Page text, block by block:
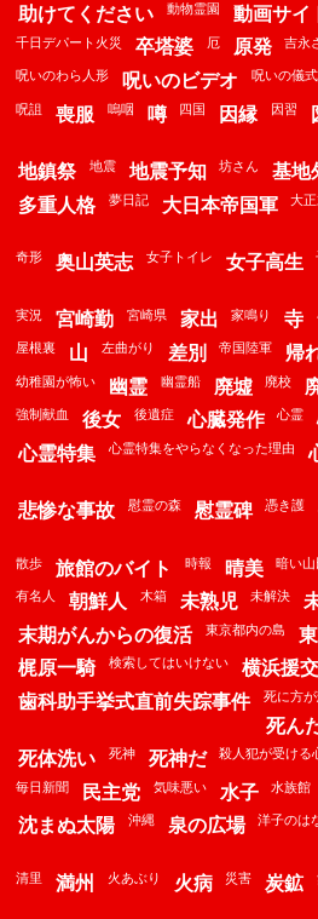
助けてください 動物霊園 動画サイ
千日デパート火災 卒塔婆 厄 原発 吉永
呪いのわら人形 呪いのビデオ 呪いの儀式
呪詛 喪服 嗚咽 噂 四国 因縁 因習
地鎮祭 地震 地震予知 坊さん 基地
多重人格 夢日記 大日本帝国軍 大
奇形 奥山英志 女子トイレ 女子高生
実況 宮崎勤 宮崎県 家出 家鳴り 寺
屋根裏 山 左曲がり 差別 帝国陸軍 帰
幼稚園が怖い 幽霊 幽霊船 廃墟 廃校
強制献血 後女 後遺症 心臓発作 心霊
心霊特集 心霊特集をやらなくなった理由
悲惨な事故 慰霊の森 慰霊碑 憑き護
散歩 旅館のバイト 時報 晴美 暗い
有名人 朝鮮人 木箱 未熟児 未解決
末期がんからの復活 東京都内の島
梶原一騎 検索してはいけない 横浜援交
歯科助手挙式直前失踪事件 死に方
死ん
死体洗い 死神 死神だ 殺人犯が受ける
毎日新聞 民主党 気味悪い 水子 水族館
沈まぬ太陽 沖縄 泉の広場 洋子のは
清里 満州 火あぶり 火病 災害 炭鉱